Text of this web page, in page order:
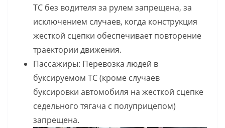
ТС без водителя за рулем запрещена, за
исключением случаев, когда конструкция
жесткой сцепки обеспечивает повторение
траектории движения.
Пассажиры: Перевозка людей в
буксируемом ТС (кроме случаев
буксировки автомобиля на жесткой сцепке
седельного тягача с полуприцепом)
запрещена.